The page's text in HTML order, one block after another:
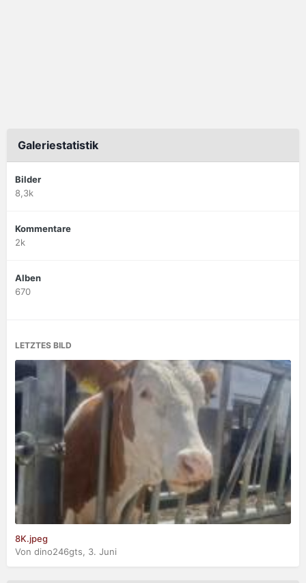
Galeriestatistik
Bilder
8,3k
Kommentare
2k
Alben
670
LETZTES BILD
8K.jpeg
Von dino246gts, 3. Juni